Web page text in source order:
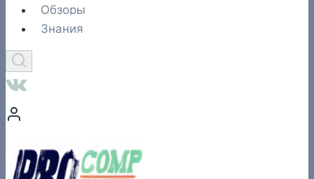
Обзоры
Знания